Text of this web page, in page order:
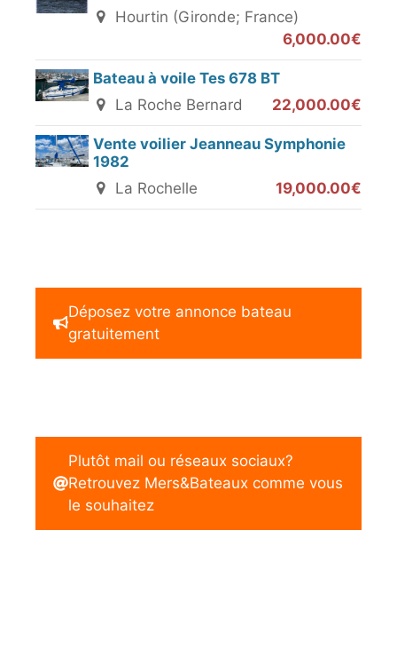
Hourtin (Gironde; France)
6,000.00€
Bateau à voile Tes 678 BT
La Roche Bernard
22,000.00€
Vente voilier Jeanneau Symphonie
1982
La Rochelle
19,000.00€
Déposez votre annonce bateau
gratuitement
Plutôt mail ou réseaux sociaux?
Retrouvez Mers&Bateaux comme vous
le souhaitez